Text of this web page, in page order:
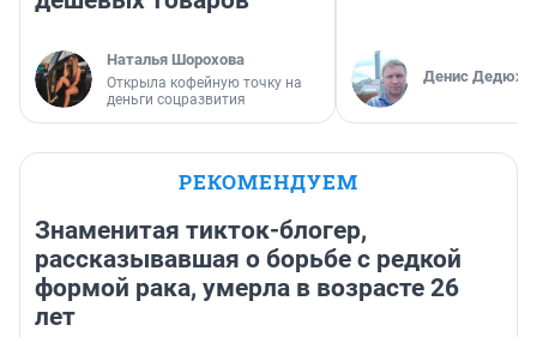
Наталья Шорохова
Открыла кофейную точку на
деньги соцразвития
Денис
РЕКОМЕНДУЕМ
Знаменитая тикток-блогер,
рассказывавшая о борьбе с редкой
формой рака, умерла в возрасте 26
лет